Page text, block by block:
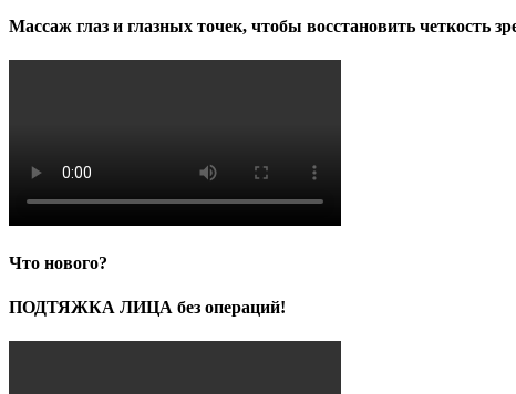
Массаж глаз и глазных точек, чтобы восстановить четкость
Что нового?
ПОДТЯЖКА ЛИЦА без операций!